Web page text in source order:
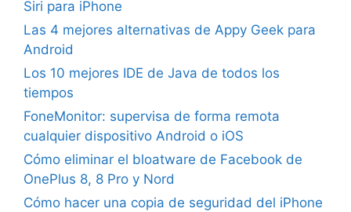
Siri para iPhone
Las 4 mejores alternativas de Appy Geek para
Android
Los 10 mejores IDE de Java de todos los
tiempos
FoneMonitor: supervisa de forma remota
cualquier dispositivo Android o iOS
Cómo eliminar el bloatware de Facebook de
OnePlus 8, 8 Pro y Nord
Cómo hacer una copia de seguridad del iPhone